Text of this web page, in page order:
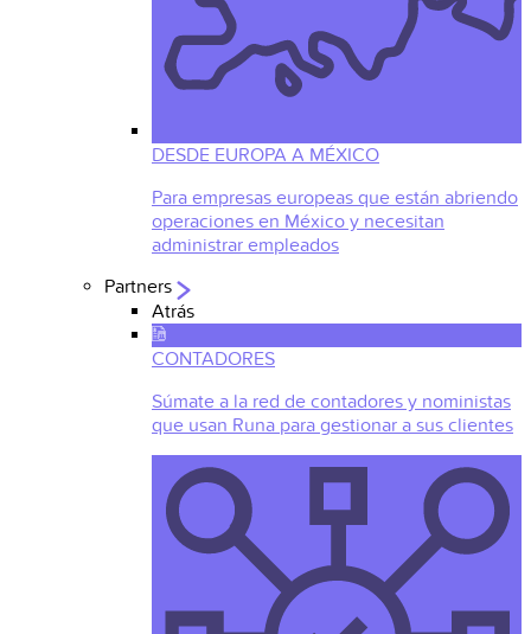
DESDE EUROPA A MÉXICO
Para empresas europeas que están abriendo
operaciones en México y necesitan
administrar empleados
Partners
Atrás
CONTADORES
Súmate a la red de contadores y noministas
que usan Runa para gestionar a sus clientes